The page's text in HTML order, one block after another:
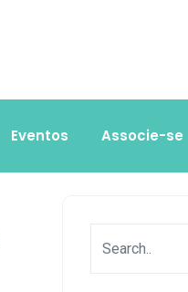
Eventos Associe-se